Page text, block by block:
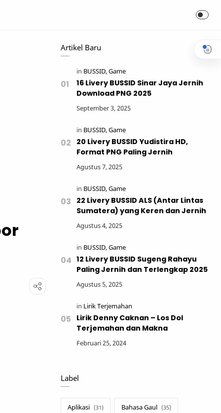
Artikel Baru
16 Livery BUSSID Sinar Jaya Jernih
Download PNG 2025
20 Livery BUSSID Yudistira HD,
Format PNG Paling Jernih
22 Livery BUSSID ALS (Antar Lintas
Sumatera) yang Keren dan Jernih
12 Livery BUSSID Sugeng Rahayu
Paling Jernih dan Terlengkap 2025
Lirik Denny Caknan – Los Dol
Terjemahan dan Makna
Label
Aplikasi Bahasa Gaul